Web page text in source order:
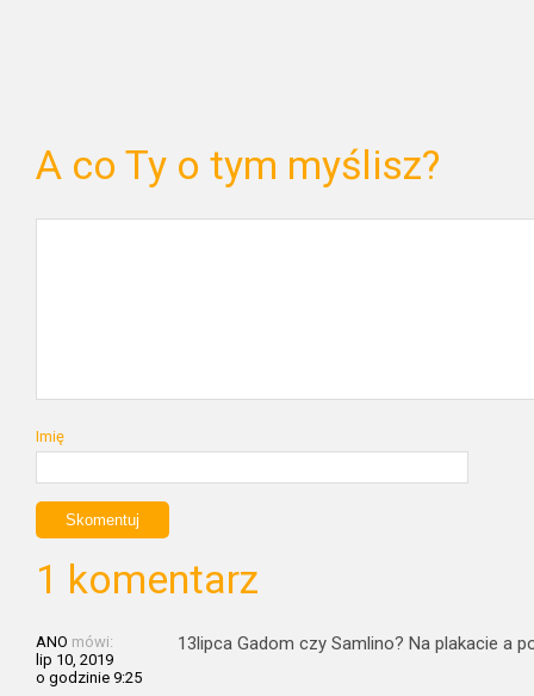
A co Ty o tym myślisz?
Imię
1 komentarz
ANO mówi:
lip 10, 2019
o godzinie 9:25
13lipca Gadom czy Samlino? Na plakacie a